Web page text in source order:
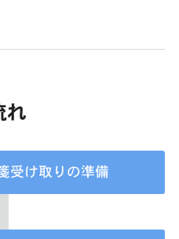
れ
受け取りの準備